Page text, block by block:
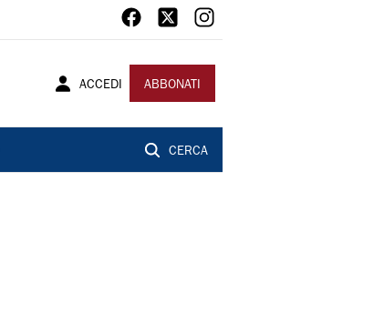
ACCEDI ABBONATI
CERCA